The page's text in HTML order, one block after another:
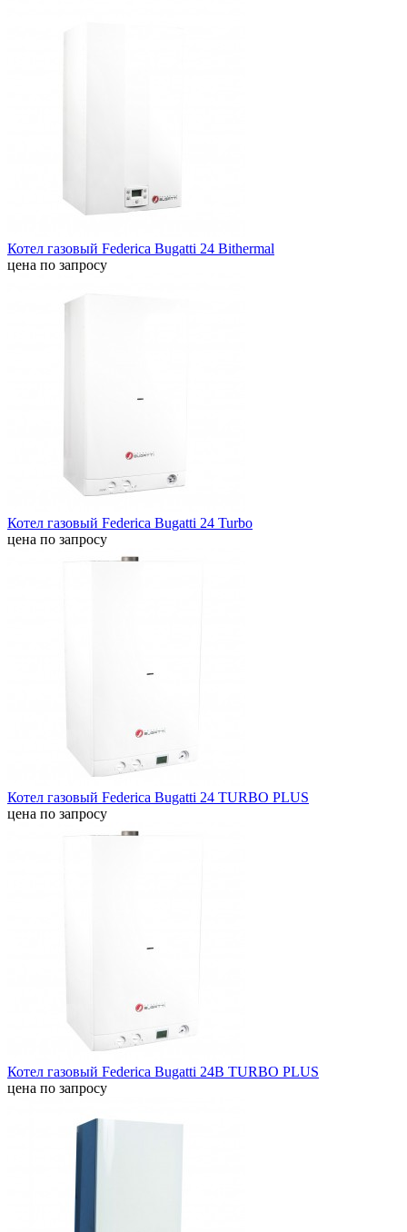
Котел газовый Federica Bugatti 24 Bithermal
цена по запросу
Котел газовый Federica Bugatti 24 Turbo
цена по запросу
Котел газовый Federica Bugatti 24 TURBO PLUS
цена по запросу
Котел газовый Federica Bugatti 24B TURBO PLUS
цена по запросу